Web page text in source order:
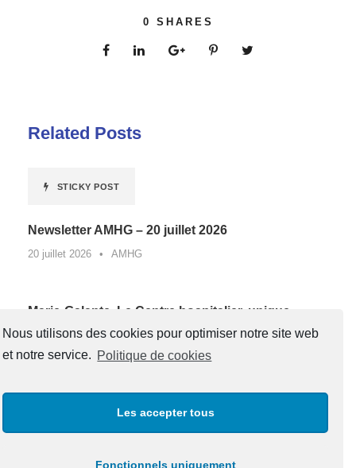
Nous utilisons des cookies pour optimiser notre site web
et notre service. Politique de cookies
Les accepter tous
Fonctionnels uniquement
0 SHARES
Related Posts
STICKY POST
Newsletter AMHG – 20 juillet 2026
20 juillet 2026 • AMHG
Marie-Galante. Le Centre hospitalier, unique
lauréat de Guadeloupe d’un appel à projets
national contre la sédentarité au travail*
AMHG
« Un père, une boussole pour la vie »